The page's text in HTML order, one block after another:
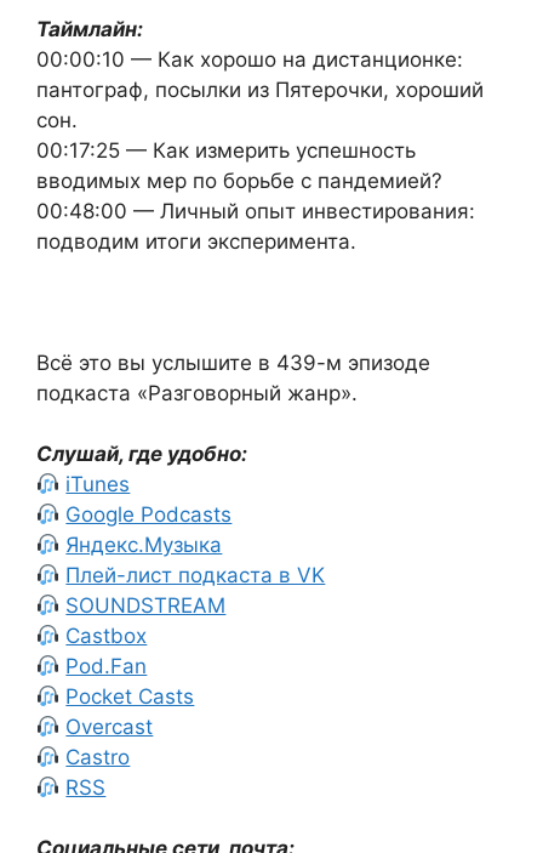
Таймлайн:
00:00:10 — Как хорошо на дистанционке:
пантограф, посылки из Пятерочки, хороший
сон.
00:17:25 — Как измерить успешность
вводимых мер по борьбе с пандемией?
00:48:00 — Личный опыт инвестирования:
подводим итоги эксперимента.
Всё это вы услышите в 439-м эпизоде
подкаста «Разговорный жанр».
Слушай, где удобно:
iTunes
Google Podcasts
Яндекс.Музыка
Плей-лист подкаста в VK
SOUNDSTREAM
Castbox
Pod.Fan
Pocket Casts
Overcast
Castro
RSS
Социальные сети, почта: